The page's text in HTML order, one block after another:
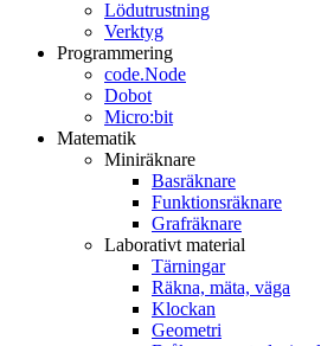
Lödutrustning
Verktyg
Programmering
code.Node
Dobot
Micro:bit
Matematik
Miniräknare
Basräknare
Funktionsräknare
Grafräknare
Laborativt material
Tärningar
Räkna, mäta, väga
Klockan
Geometri